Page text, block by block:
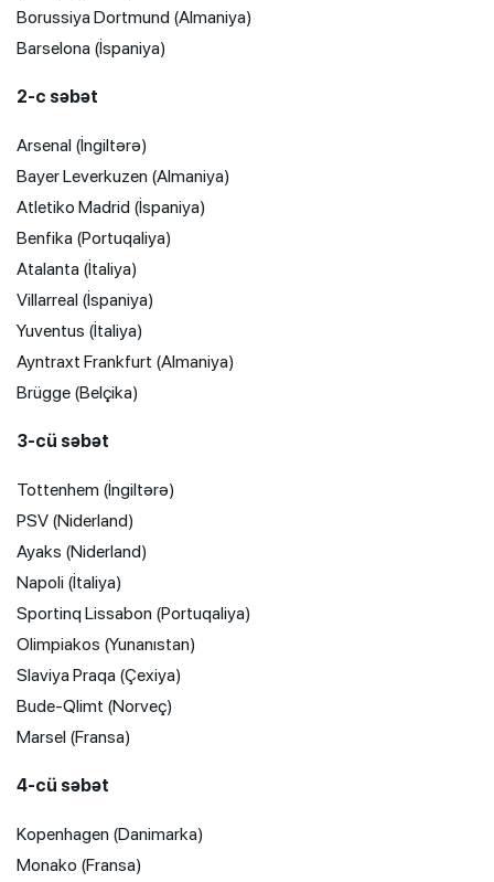
Borussiya Dortmund (Almaniya)
Barselona (İspaniya)
2-c səbət
Arsenal (İngiltərə)
Bayer Leverkuzen (Almaniya)
Atletiko Madrid (İspaniya)
Benfika (Portuqaliya)
Atalanta (İtaliya)
Villarreal (İspaniya)
Yuventus (İtaliya)
Ayntraxt Frankfurt (Almaniya)
Brügge (Belçika)
3-cü səbət
Tottenhem (İngiltərə)
PSV (Niderland)
Ayaks (Niderland)
Napoli (İtaliya)
Sportinq Lissabon (Portuqaliya)
Olimpiakos (Yunanıstan)
Slaviya Praqa (Çexiya)
Bude-Qlimt (Norveç)
Marsel (Fransa)
4-cü səbət
Kopenhagen (Danimarka)
Monako (Fransa)